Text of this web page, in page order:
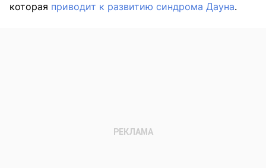
которая приводит к развитию синдрома Дауна.